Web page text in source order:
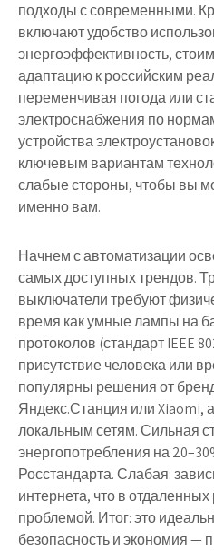
подходы с современными.
включают удобство
энергоэффективность,
адаптацию к российским
переменчивая погода или
электроснабжения по
устройства
ключевым вариантам
слабые стороны, чтобы вы
именно вам.
Начнем с автоматизации
самых доступных трендов.
выключатели требуют
время как умные лампы на
протоколов (стандарт IEEE
присутствие человека или
популярны решения от
Яндекс.Станция или Xiaomi,
локальным сетям. Сильная
энергопотребления на
Росстандарта. Слабая:
интернета, что в
проблемой. Итог: это
безопасность и экономия —